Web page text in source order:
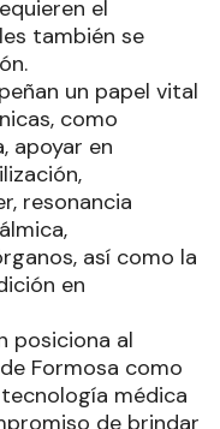
el
también se
un papel vital
como
apoyar en
resonancia
así como la
en
posiciona al
Formosa como
médica